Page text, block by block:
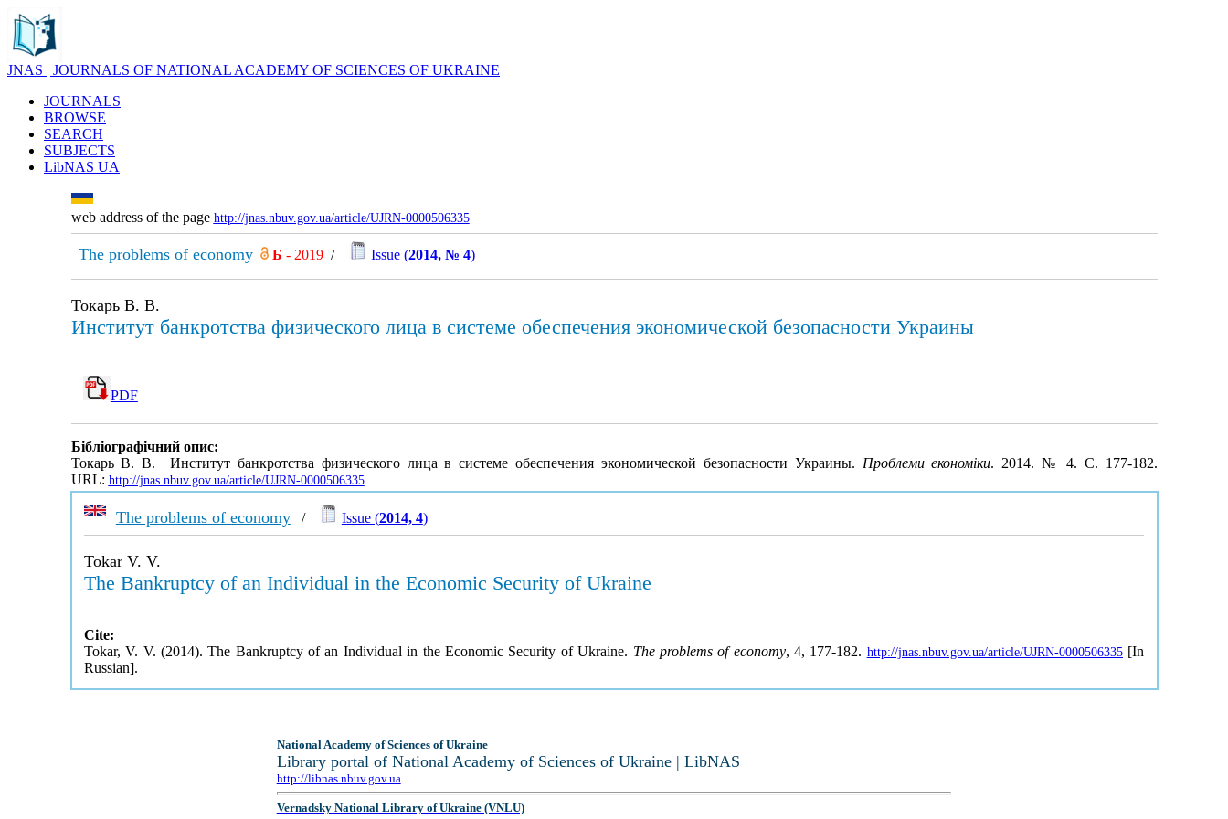
JNAS | JOURNALS OF NATIONAL ACADEMY OF SCIENCES OF UKRAINE
JOURNALS
BROWSE
SEARCH
SUBJECTS
LibNAS UA
web address of the page http://jnas.nbuv.gov.ua/article/UJRN-0000506335
The problems of economy Б - 2019/ Issue (2014, № 4)
Токарь В. В.
Институт банкротства физического лица в системе обеспечения экономической безопасности Украины
PDF
Бібліографічний опис:
Токарь В. В. Институт банкротства физического лица в системе обеспечения экономической безопасности Украины. Проблеми економіки. 2014. № 4. С. 177-182.
URL: http://jnas.nbuv.gov.ua/article/UJRN-0000506335
The problems of economy/ Issue (2014, 4)
Tokar V. V.
The Bankruptcy of an Individual in the Economic Security of Ukraine
Cite:
Tokar, V. V. (2014). The Bankruptcy of an Individual in the Economic Security of Ukraine. The problems of economy, 4, 177-182. http://jnas.nbuv.gov.ua/article/UJRN-0000506335[In
Russian].
National Academy of Sciences of Ukraine
Library portal of National Academy of Sciences of Ukraine | LibNAS
http://libnas.nbuv.gov.ua
Vernadsky National Library of Ukraine (VNLU)